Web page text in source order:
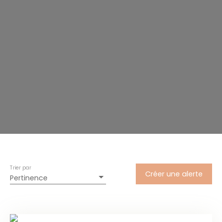
Pertinence
Trier par
Créer une alerte